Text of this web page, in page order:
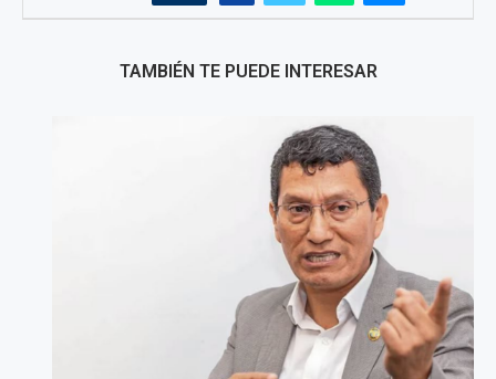
TAMBIÉN TE PUEDE INTERESAR